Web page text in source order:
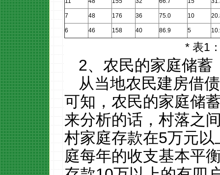
7 48 176 36 75.0 10
6 46 158 40 86.9 5
* 表1
2、农民的家庭储蓄
从当地农民建房借
可知，农民的家庭储
来分析的话，村落之
村家庭存款在5万元以
庭每年的收支基本平